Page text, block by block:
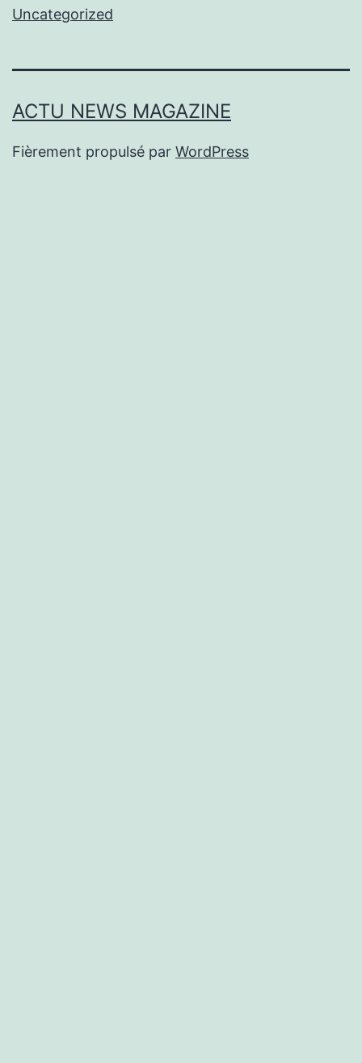
Uncategorized
ACTU NEWS MAGAZINE
Fièrement propulsé par WordPress